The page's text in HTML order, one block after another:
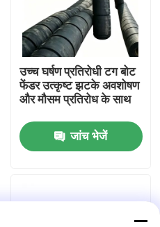
उच्च घर्षण प्रतिरोधी टग बोट
फेंडर उत्कृष्ट झटके अवशोषण
और मौसम प्रतिरोध के साथ
जांच भेजें